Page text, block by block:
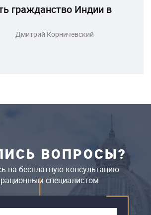
гражданство Индии в
Дмитрий Корничевский
ВОПРОСЫ?
на бесплатную консультацию
специалистом